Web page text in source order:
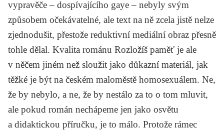
vypravěče – dospívajícího gaye – nebyly svým
způsobem očekávatelné, ale text na ně zcela jistě nelze
zjednodušit, přestože reduktivní mediální obraz přesně
tohle dělal. Kvalita románu Rozložíš paměť je ale
v něčem jiném než sloužit jako důkazní materiál, jak
těžké je být na českém maloměstě homosexuálem. Ne,
že by nebylo, a ne, že by nestálo za to o tom mluvit,
ale pokud román nechápeme jen jako osvětu
a didaktickou příručku, je to málo. Protože rámec